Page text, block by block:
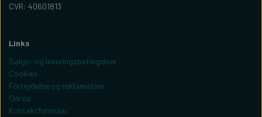
CVR: 40601813
Links
Salgs- og leveringsbetingelser
Cookies
Fortrydelse og reklamation
Om os
Kontaktformular